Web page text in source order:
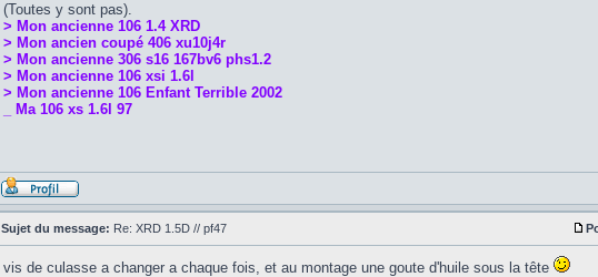
(Toutes y sont pas).
> Mon ancienne 106 1.4 XRD
> Mon ancien coupé 406 xu10j4r
> Mon ancienne 306 s16 167bv6 phs1.2
> Mon ancienne 106 xsi 1.6l
> Mon ancienne 106 Enfant Terrible 2002
_ Ma 106 xs 1.6l 97
Sujet du message: Re: XRD 1.5D // pf47
vis de culasse a changer a chaque fois, et au montage une goute d'huile sous la tête